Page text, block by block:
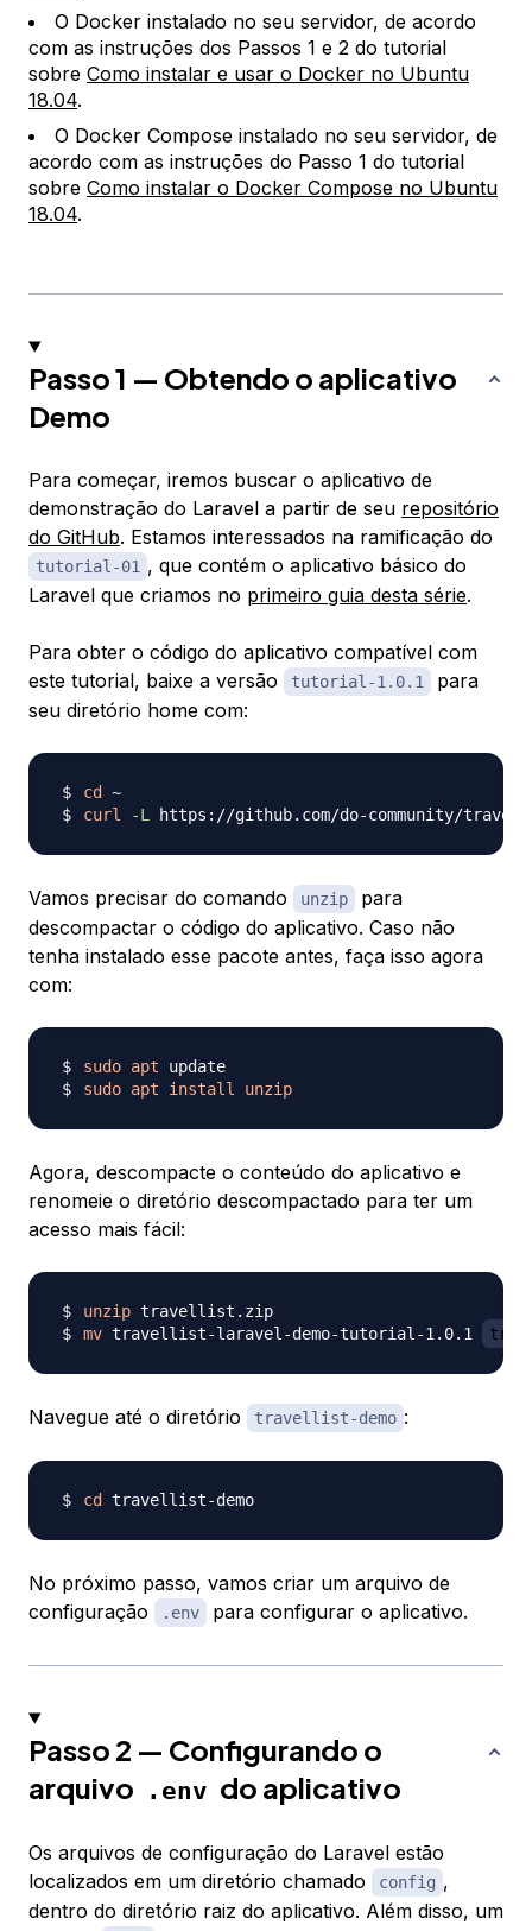
O Docker instalado no seu servidor, de acordo
com as instruções dos Passos 1 e 2 do tutorial
sobre Como instalar e usar o Docker no Ubuntu
18.04.
O Docker Compose instalado no seu servidor, de
acordo com as instruções do Passo 1 do tutorial
sobre Como instalar o Docker Compose no Ubuntu
18.04.
Passo 1 — Obtendo o aplicativo
Demo
Para começar, iremos buscar o aplicativo de
demonstração do Laravel a partir de seu repositório
do GitHub. Estamos interessados na ramificação do
tutorial-01 , que contém o aplicativo básico do
Laravel que criamos no primeiro guia desta série.
Para obter o código do aplicativo compatível com
este tutorial, baixe a versão
tutorial-1.0.1
para
seu diretório home com:
cd
curl
-L https://github.com/do-community/
Vamos precisar do comando unzip
para
descompactar o código do aplicativo. Caso não
tenha instalado esse pacote antes, faça isso agora
com:
sudo apt
sudo apt install unzip
Agora, descompacte o conteúdo do aplicativo e
renomeie o diretório descompactado para ter um
acesso mais fácil:
unzip
mv travellist-laravel-demo-tutorial-1.0.1
Navegue até o diretório travellist-demo :
cd
No próximo passo, vamos criar um arquivo de
configuração
.env para configurar o aplicativo.
Passo 2 — Configurando o
arquivo
.env do aplicativo
Os arquivos de configuração do Laravel estão
localizados em um diretório chamado
config ,
dentro do diretório raiz do aplicativo. Além disso, um